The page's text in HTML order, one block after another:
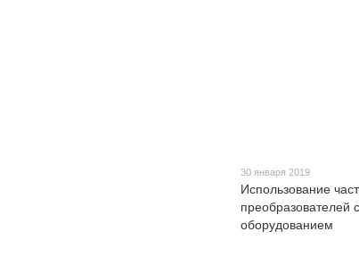
30 января 2019
Использование
преобразователей
оборудованием